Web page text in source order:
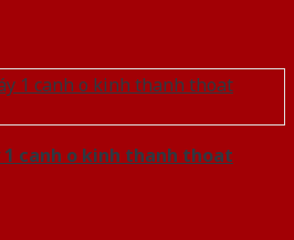
1 canh o kinh thanh thoat